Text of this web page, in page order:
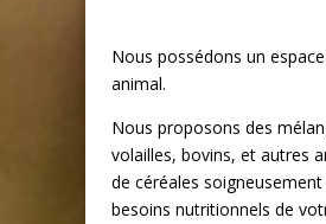
Nous possédons un
animal.
Nous proposons des
volailles, bovins, et autres
de céréales
besoins nutritionnels de